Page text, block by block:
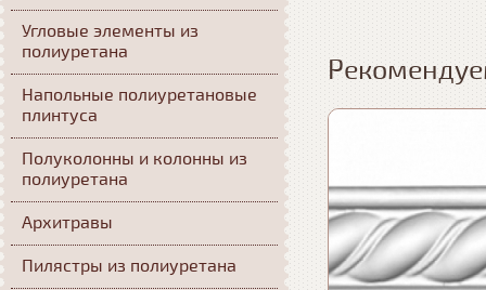
Угловые элементы из
полиуретана
Напольные полиуретановые
плинтуса
Полуколонны и колонны из
полиуретана
Архитравы
Пилястры из полиуретана